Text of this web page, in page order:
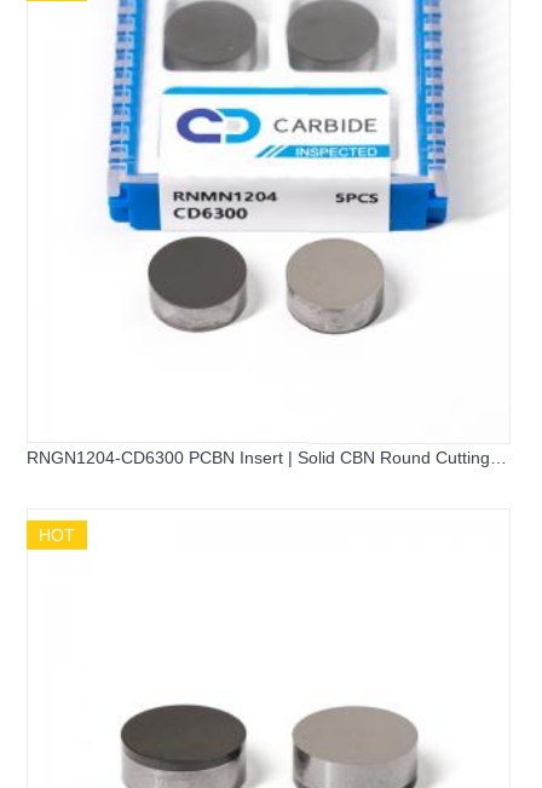
RNGN1204-CD6300 PCBN Insert | Solid CBN Round Cutting
HOT